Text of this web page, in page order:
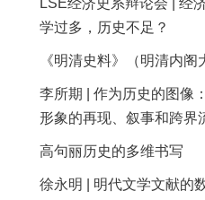
LSE经济史系辩论会 | 经
学过多，历史不足？
《明清史料》（明清内阁
李所期 | 作为历史的图像
形象的再现、叙事和跨界
高句丽历史的多维书写
徐永明 | 明代文学文献的